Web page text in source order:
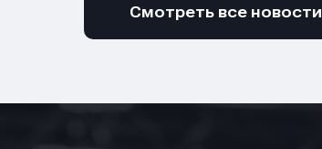
Смотреть все новости